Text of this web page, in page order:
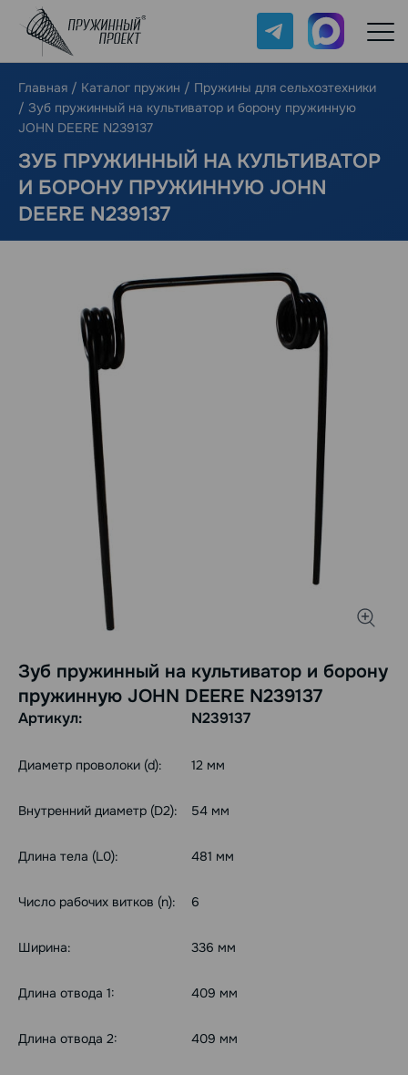
Telegram Max
Главная / Каталог пружин / Пружины для сельхозтехники
/ Зуб пружинный на культиватор и борону пружинную
JOHN DEERE N239137
ЗУБ ПРУЖИННЫЙ НА КУЛЬТИВАТОР
И БОРОНУ ПРУЖИННУЮ JOHN
DEERE N239137
Зуб пружинный на культиватор и борону
пружинную JOHN DEERE N239137
Артикул: N239137
Диаметр проволоки (d): 12 мм
Внутренний диаметр (D2): 54 мм
Длина тела (L0): 481 мм
Число рабочих витков (n): 6
Ширина: 336 мм
Длина отвода 1: 409 мм
Длина отвода 2: 409 мм